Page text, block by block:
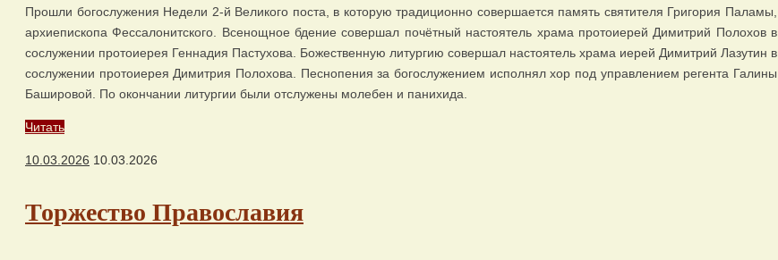
Прошли богослужения Недели 2-й Великого поста, в которую традиционно совершается память святителя Григория Паламы,
архиепископа Фессалонитского. Всенощное бдение совершал почётный настоятель храма протоиерей Димитрий Полохов в
сослужении протоиерея Геннадия Пастухова. Божественную литургию совершал настоятель храма иерей Димитрий Лазутин в
сослужении протоиерея Димитрия Полохова. Песнопения за богослужением исполнял хор под управлением регента Галины
Башировой. По окончании литургии были отслужены молебен и панихида.
Читать
10.03.2026 10.03.2026
Торжество Православия